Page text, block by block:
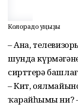
Колорадо ҡуңыҙы
– Ана,
шунда
сирттерә
– Кит,
ҡарайһыңмы